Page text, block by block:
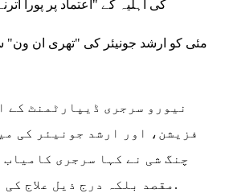
کی اہلیہ کے "اعتماد پر پورا
فزیشن، اور ارشد جونیئر کی
چنگ شی نے کہا سرجری کامیاب
مقصد بلکہ درج ذیل علاج کی بنیاد بھی رکھتا ہے.